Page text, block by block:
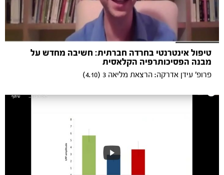
טיפול אינטרנטי בחרדה חברתית: חשיבה מחדש על
מבנה הפסיכותרפיה הקלאסית
פרופ' עידן אדרקה: הרצאת מליאה 3 (4.10)